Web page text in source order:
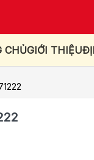
CHỦGIỚI THIỆU